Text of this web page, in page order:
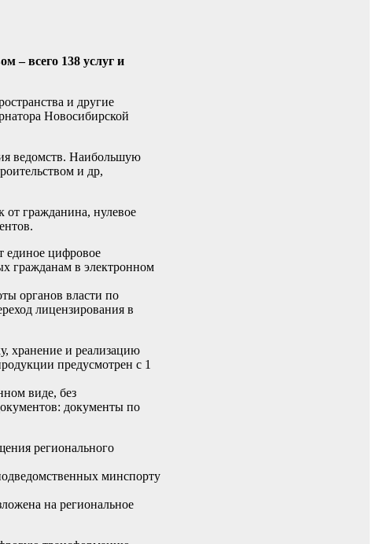
– всего 138 услуг и
и другие
Новосибирской
ведомств. Наибольшую
и др,
от гражданина, нулевое
единое цифровое
гражданам в электронном
органов власти по
лицензирования в
хранение и реализацию
предусмотрен с 1
виде, без
документы по
регионального
минспорту
на региональное